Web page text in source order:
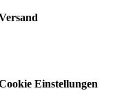
Einstellungen